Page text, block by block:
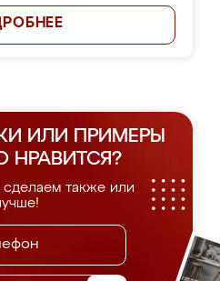
ИЛИ ПРИМЕРЫ
НРАВИТСЯ?
также или